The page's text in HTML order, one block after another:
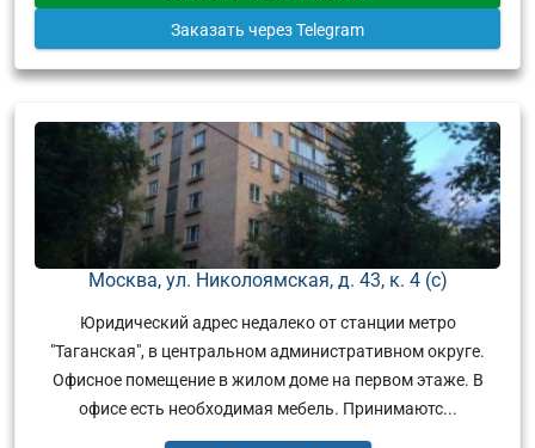
Заказать через Telegram
Москва, ул. Николоямская, д. 43, к. 4 (с)
Юридический адрес недалеко от станции метро
"Таганская", в центральном административном округе.
Офисное помещение в жилом доме на первом этаже. В
офисе есть необходимая мебель. Принимаютс...